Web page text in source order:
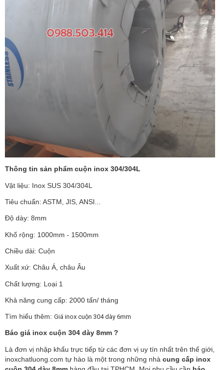
Thông tin sản phẩm cuộn inox 304/304L
Vật liệu: Inox SUS 304/304L
Tiêu chuẩn: ASTM, JIS, ANSI...
Độ dày: 8mm
Khổ rộng: 1000mm - 1500mm
Chiều dài: Cuộn
Xuất xứ: Châu Á, châu Âu
Chất lượng: Loại 1
Khả năng cung cấp: 2000 tấn/ tháng
Tìm hiểu thêm: Giá inox cuộn 304 dày 6mm
Báo giá inox cuộn 304 dày 8mm ?
Là đơn vị nhập khẩu trực tiếp từ các đơn vị uy tín nhất trên thế giới,
inoxchatluong.com tự hào là một trong những nhà cung cấp inox